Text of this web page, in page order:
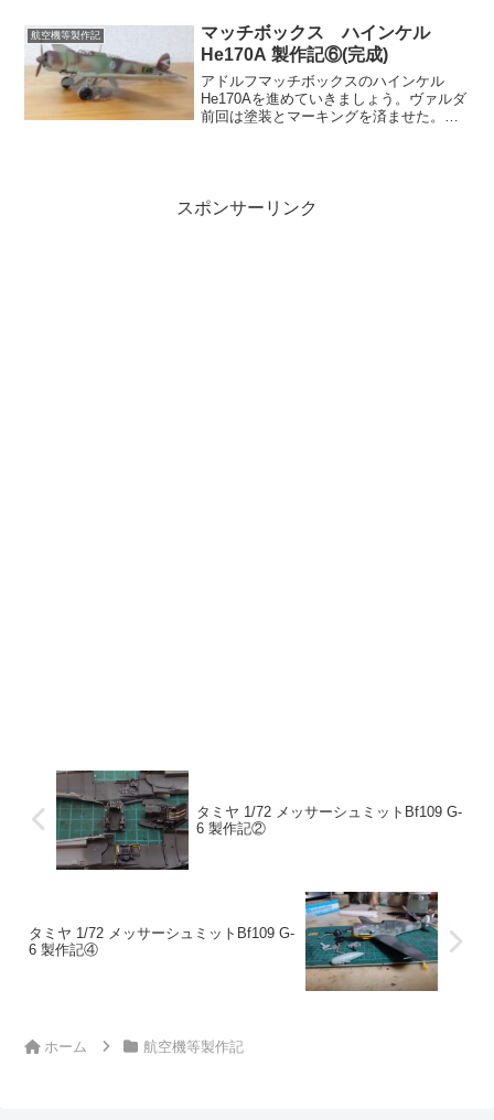
者は既にタミヤのを組んだことがあるん
だっけ。アドルフ...
航空機等製作記
マッチボックス ハインケル
He170A 製作記⑥(完成)
アドルフマッチボックスのハインケル
He170Aを進めていきましょう。ヴァルダ
前回は塗装とマーキングを済ませた。今
スポンサーリンク
タミヤ 1/72 メッサーシュミットBf109 G-
6 製作記②
タミヤ 1/72 メッサーシュミットBf109 G-
6 製作記④
ホーム 航空機等製作記